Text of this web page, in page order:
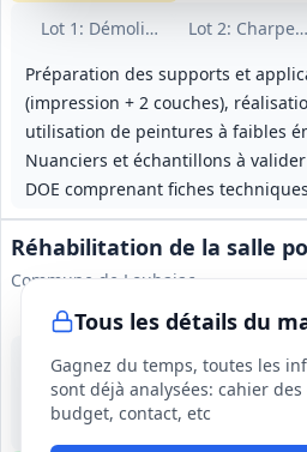
Lot 1 : Démolitions - gros œuvre
Lot 2:
Préparation des supports et
(impression + 2 couches),
utilisation de peintures à faibles
Nuanciers et échantillons à
DOE comprenant fiches
Tous les détails du
Gagnez du temps, toutes les
sont déjà analysées: cahier
budget, contact, etc
Réhabilitation de la salle
Commune de Loubajac
25 août 2026
Loubajac (65)
4 mois (préparation 1 mois,